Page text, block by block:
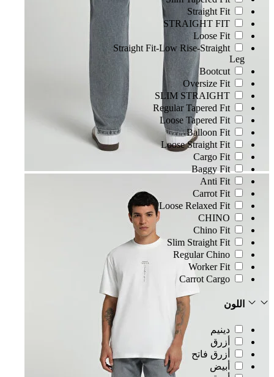
Straight Fit
STRAIGHT FIT
Loose Fit
Straight Fit-Low Rise-Straight
Leg
Bootcut
Oversize Fit
SLIM STRAIGHT
Regular Tapered Fıt
Loose Tapered Fit
Balloon Fit
Loose Straight Fit
Cargo Fit
Baggy Fit
Anti Fit
Carrot Fit
Loose Relaxed Fit
CHINO
Chino Fit
Slim Straight Fit
Regular Chino
Worker Fit
Carrot Cargo
اللون
دينيم
أزرق
أزرق فاتح
أبيض